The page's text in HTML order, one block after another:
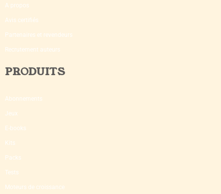
A propos
Avis certifiés
Partenaires et revendeurs
Recrutement auteurs
PRODUITS
Abonnements
Jeux
E-books
Kits
Packs
Tests
Moteurs de croissance